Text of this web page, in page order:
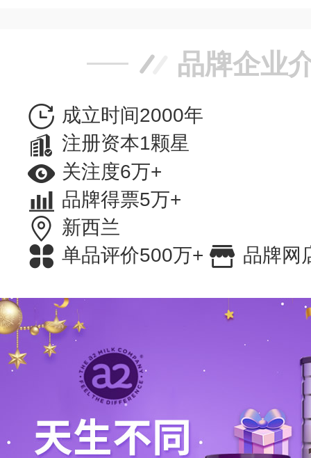
品牌企业
成立时间2000年
注册资本1颗星
关注度6万+
品牌得票5万+
新西兰
单品评价500万+
品牌网